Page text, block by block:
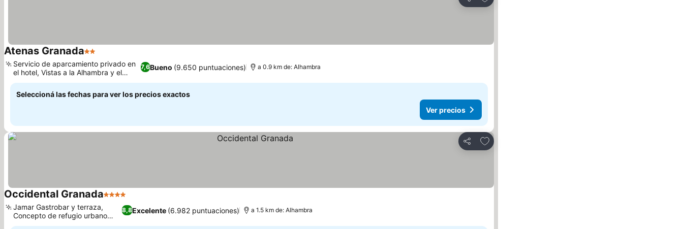
Compartir
Atenas Granada2 Estrellas
7,6Bueno (9.650 puntuaciones)
Servicio de aparcamiento privado en
el hotel, Vistas a la Alhambra y el
Albaicín
a 0.9 km de: Alhambra
Seleccioná las fechas para ver los precios exactos
Ver precios
Compartir
Añadir a favoritos
Occidental Granada4 Estrellas
8,8Excelente (6.982 puntuaciones)
Jamar Gastrobar y terraza,
Concepto de refugio urbano
moderno
a 1.5 km de: Alhambra